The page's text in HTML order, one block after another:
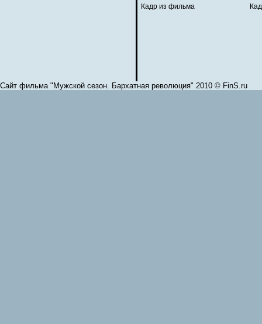
Кадр из фильма
Сайт фильма "Мужской сезон. Бархатная революция" 2010 © FinS.ru